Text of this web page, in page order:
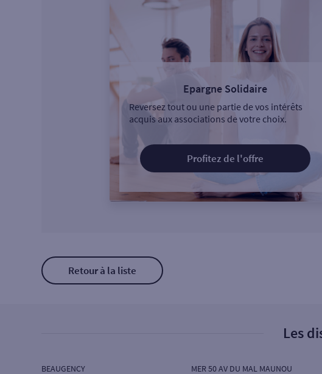
Epargne Solidaire
Reversez tout ou une partie de vos intérêts
acquis aux associations de votre choix.
Profitez de l'offre
Retour à la liste
Les
BEAUGENCY MER 50 AV DU MAL MAUNOU